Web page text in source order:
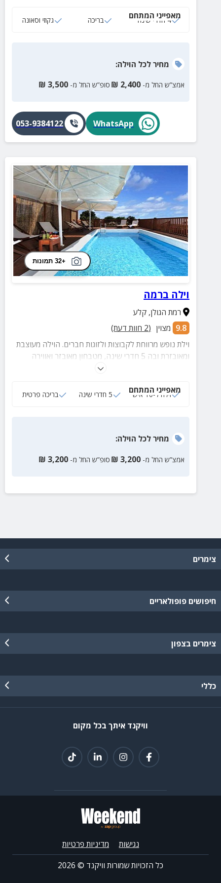
מאפייני המתחם
4 חדרי שינה בריכה גקוזי וסאונה
מחירלכל הוילה:
אמצ”ש החל מ- 2,400
₪ סופ”ש החל מ- 3,500
₪
WhatsApp
053-9384122
+32 תמונות
וילה ברמה
רמת הגולן,קלע
9.8 מצוין (
2 חוות דעת)
וילת נופש מרווחת לקבוצות ולזוגות חברים. הוילה מעוצבת
ומאובזרת ובה 5 חדרי שינה, מטבחון מאובזר ואווירה
רגועה מול נוף מרהיב. בקרבת שלל אטרקציות.
מאפייני המתחם
וילה ל-10 איש 5 חדרי שינה בריכה פרטית
מחירלכל הוילה:
אמצ”ש החל מ- 3,200
₪ סופ”ש החל מ- 3,200
₪
צימרים
חיפושים פופולאריים
צימרים בצפון
כללי
וויקנד איתך בכל מקום
נגישות
מדיניות פרטיות
כל הזכויות שמורות וויקנד © 2026